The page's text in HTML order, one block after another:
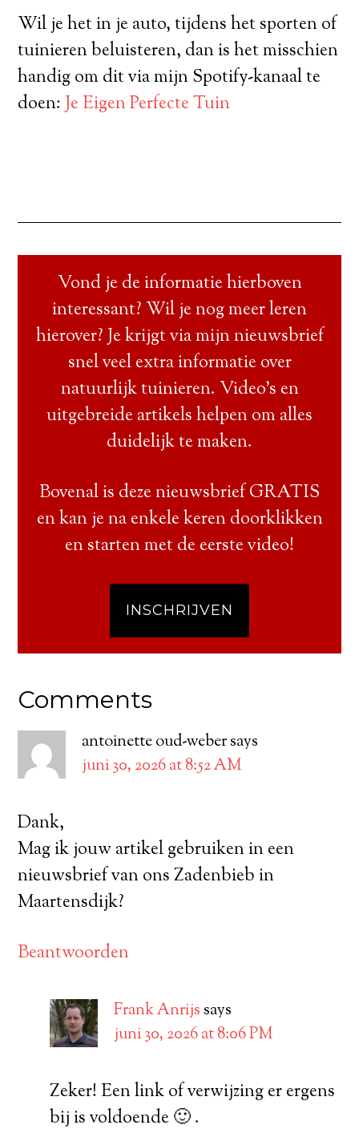
Wil je het in je auto, tijdens het sporten of
tuinieren beluisteren, dan is het misschien
handig om dit via mijn Spotify-kanaal te
doen:Je Eigen Perfecte Tuin
Vond je de informatie hierboven
interessant? Wil je nog meer leren
hierover? Je krijgt via mijn nieuwsbrief
snel veel extra informatie over
natuurlijk tuinieren. Video’s en
uitgebreide artikels helpen om alles
duidelijk te maken.
Bovenal is deze nieuwsbrief GRATIS
en kan je na enkele keren doorklikken
en starten met de eerste video!
INSCHRIJVEN
Comments
antoinette oud-webersays
juni 30, 2026 at 8:52 AM
Dank,
Mag ik jouw artikel gebruiken in een
nieuwsbrief van ons Zadenbieb in
Maartensdijk?
Beantwoorden
Frank Anrijs says
juni 30, 2026 at 8:06 PM
Zeker! Een link of verwijzing er ergens
bij is voldoende 🙂 .